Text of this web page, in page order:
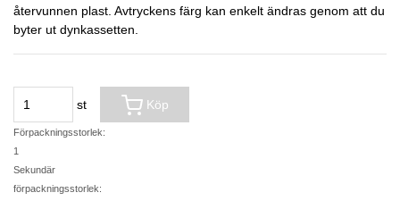
återvunnen plast. Avtryckens färg kan enkelt ändras genom att du
byter ut dynkassetten.
st
Förpackningsstorlek:
1
Sekundär
förpackningsstorlek:
Köp